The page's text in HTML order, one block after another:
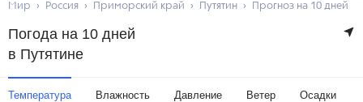
Мир Россия Приморский край Путятин Прогноз на 10 дней
Погода на 10 дней
в Путятине
Температура Влажность Давление Ветер Осадки